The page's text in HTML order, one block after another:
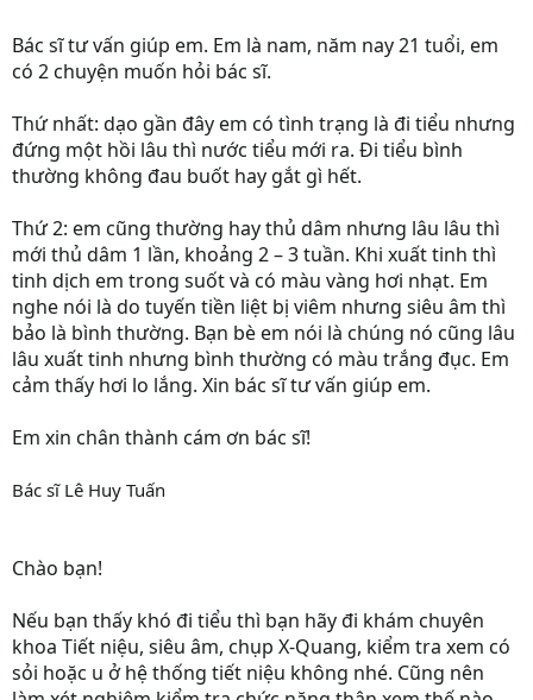
Bác sĩ tư vấn giúp em. Em là nam, năm nay 21 tuổi, em
có 2 chuyện muốn hỏi bác sĩ.
Thứ nhất: dạo gần đây em có tình trạng là đi tiểu nhưng
đứng một hồi lâu thì nước tiểu mới ra. Đi tiểu bình
thường không đau buốt hay gắt gì hết.
Thứ 2: em cũng thường hay thủ dâm nhưng lâu lâu thì
mới thủ dâm 1 lần, khoảng 2 – 3 tuần. Khi xuất tinh thì
tinh dịch em trong suốt và có màu vàng hơi nhạt. Em
nghe nói là do tuyến tiền liệt bị viêm nhưng siêu âm thì
bảo là bình thường. Bạn bè em nói là chúng nó cũng lâu
lâu xuất tinh nhưng bình thường có màu trắng đục. Em
cảm thấy hơi lo lắng. Xin bác sĩ tư vấn giúp em.
Em xin chân thành cám ơn bác sĩ!
Bác sĩ Lê Huy Tuấn
Chào bạn!
Nếu bạn thấy khó đi tiểu thì bạn hãy đi khám chuyên
khoa Tiết niệu, siêu âm, chụp X-Quang, kiểm tra xem có
sỏi hoặc u ở hệ thống tiết niệu không nhé. Cũng nên